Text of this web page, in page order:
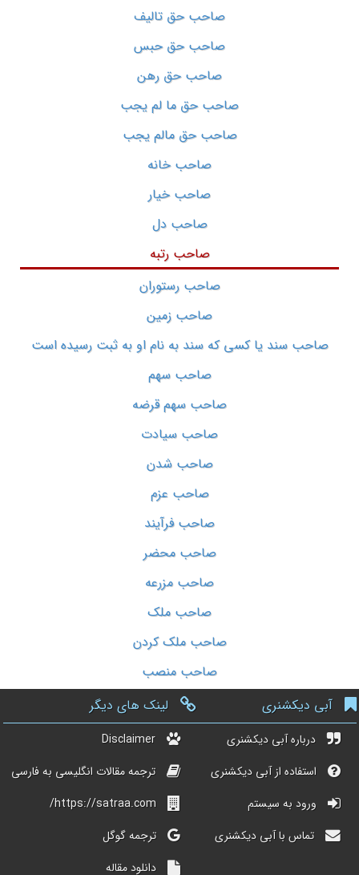
صاحب حق تالیف
صاحب حق حبس
صاحب حق رهن
صاحب حق ما لم یجب
صاحب حق مالم یجب
صاحب خانه
صاحب خیار
صاحب دل
صاحب رتبه
صاحب رستوران
صاحب زمین
صاحب سند یا کسی که سند به نام او به ثبت رسیده است
صاحب سهم
صاحب سهم قرضه
صاحب سیادت
صاحب شدن
صاحب عزم
صاحب فرآیند
صاحب محضر
صاحب مزرعه
صاحب ملک
صاحب ملک کردن
صاحب منصب
آبی دیکشنری
درباره آبی دیکشنری
استفاده از آبی دیکشنری
ورود به سیستم
تماس با آبی دیکشنری
لینک های دیگر
Disclaimer
ترجمه مقالات انگلیسی به فارسی
https://satraa.com/
ترجمه گوگل
دانلود مقاله